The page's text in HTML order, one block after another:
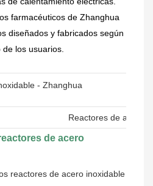
farmacéuticos de Zhanghua
diseñados y fabricados según
de los usuarios.
Reactores de acero
de acero
reactores de acero inoxidable